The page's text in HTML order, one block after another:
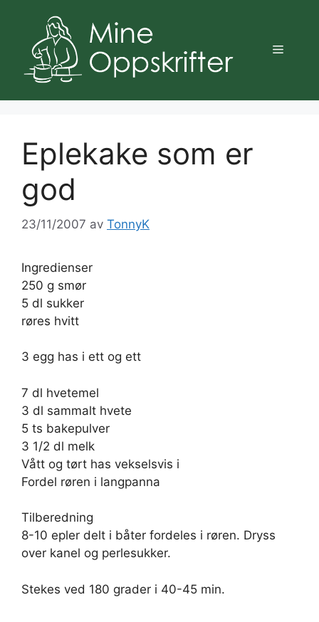
innhold
Meny
Eplekake som er
god
23/11/2007 av TonnyK
Ingredienser
250 g smør
5 dl sukker
røres hvitt
3 egg has i ett og ett
7 dl hvetemel
3 dl sammalt hvete
5 ts bakepulver
3 1/2 dl melk
Vått og tørt has vekselsvis i
Fordel røren i langpanna
Tilberedning
8-10 epler delt i båter fordeles i røren. Dryss
over kanel og perlesukker.
Stekes ved 180 grader i 40-45 min.